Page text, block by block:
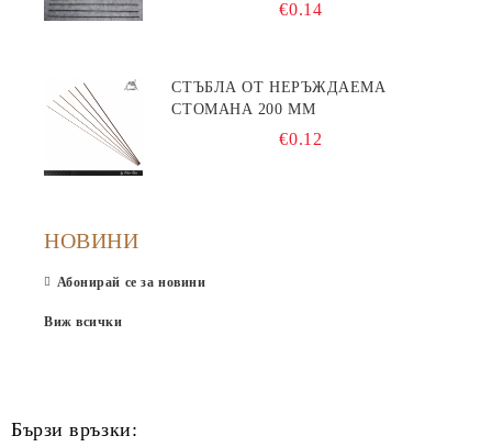
€0.14
СТЪБЛА ОТ НЕРЪЖДАЕМА
СТОМАНА 200 ММ
€0.12
НОВИНИ
Абонирай се за новини
Виж всички
Бързи връзки: